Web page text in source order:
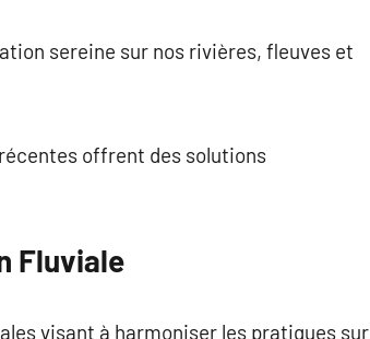
sereine sur nos rivières, fleuves et
offrent des solutions
Fluviale
visant à harmoniser les pratiques sur